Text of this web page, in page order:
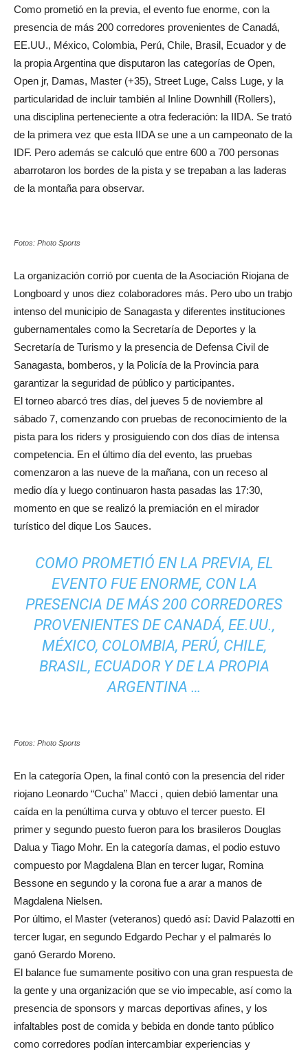
Como prometió en la previa, el evento fue enorme, con la
presencia de más 200 corredores provenientes de Canadá,
EE.UU., México, Colombia, Perú, Chile, Brasil, Ecuador y de
la propia Argentina que disputaron las categorías de Open,
Open jr, Damas, Master (+35), Street Luge, Calss Luge, y la
particularidad de incluir también al Inline Downhill (Rollers),
una disciplina perteneciente a otra federación: la IIDA. Se trató
de la primera vez que esta IIDA se une a un campeonato de la
IDF. Pero además se calculó que entre 600 a 700 personas
abarrotaron los bordes de la pista y se trepaban a las laderas
de la montaña para observar.
Fotos: Photo Sports
La organización corrió por cuenta de la Asociación Riojana de
Longboard y unos diez colaboradores más. Pero ubo un trabjo
intenso del municipio de Sanagasta y diferentes instituciones
gubernamentales como la Secretaría de Deportes y la
Secretaría de Turismo y la presencia de Defensa Civil de
Sanagasta, bomberos, y la Policía de la Provincia para
garantizar la seguridad de público y participantes.
El torneo abarcó tres días, del jueves 5 de noviembre al
sábado 7, comenzando con pruebas de reconocimiento de la
pista para los riders y prosiguiendo con dos días de intensa
competencia. En el último día del evento, las pruebas
comenzaron a las nueve de la mañana, con un receso al
medio día y luego continuaron hasta pasadas las 17:30,
momento en que se realizó la premiación en el mirador
turístico del dique Los Sauces.
COMO PROMETIÓ EN LA PREVIA, EL
EVENTO FUE ENORME, CON LA
PRESENCIA DE MÁS 200 CORREDORES
PROVENIENTES DE CANADÁ, EE.UU.,
MÉXICO, COLOMBIA, PERÚ, CHILE,
BRASIL, ECUADOR Y DE LA PROPIA
ARGENTINA …
Fotos: Photo Sports
En la categoría Open, la final contó con la presencia del rider
riojano Leonardo “Cucha” Macci , quien debió lamentar una
caída en la penúltima curva y obtuvo el tercer puesto. El
primer y segundo puesto fueron para los brasileros Douglas
Dalua y Tiago Mohr. En la categoría damas, el podio estuvo
compuesto por Magdalena Blan en tercer lugar, Romina
Bessone en segundo y la corona fue a arar a manos de
Magdalena Nielsen.
Por último, el Master (veteranos) quedó así: David Palazotti en
tercer lugar, en segundo Edgardo Pechar y el palmarés lo
ganó Gerardo Moreno.
El balance fue sumamente positivo con una gran respuesta de
la gente y una organización que se vio impecable, así como la
presencia de sponsors y marcas deportivas afines, y los
infaltables post de comida y bebida en donde tanto público
como corredores podían intercambiar experiencias y